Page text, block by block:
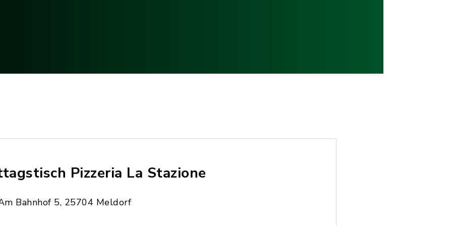
Pizzeria La Stazione
Bahnhof 5, 25704 Meldorf